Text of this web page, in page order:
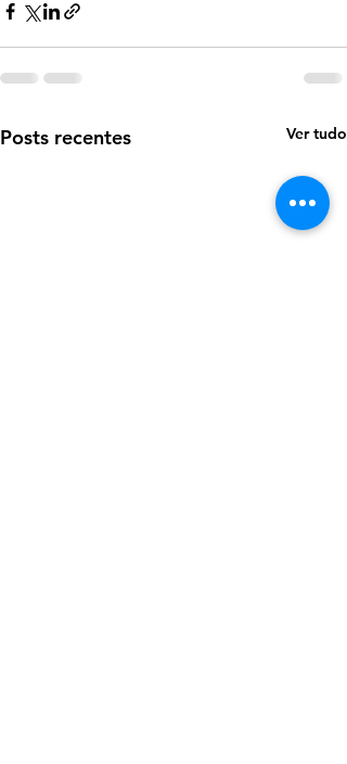
Posts recentes Ver tudo